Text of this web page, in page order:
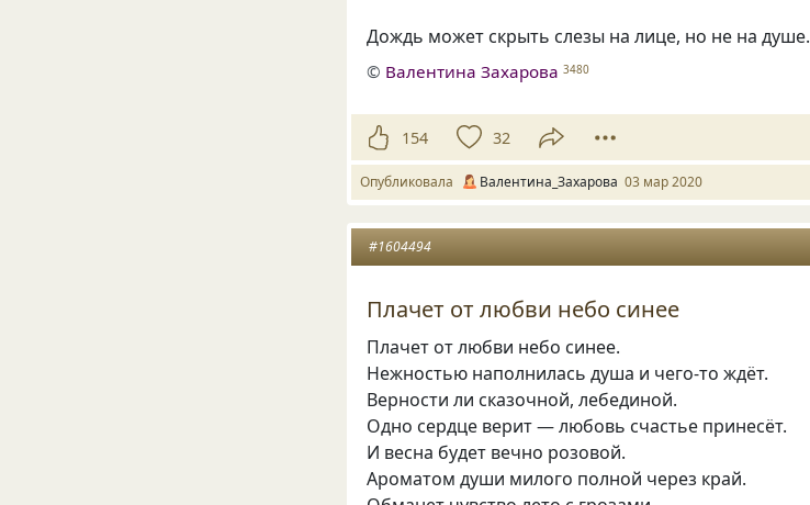
Дождь может скрыть слезы на лице, но не на душе.
© Валентина Захарова 3480
154 32
Опубликовала Валентина_Захарова 03 мар 2020
#1604494
Плачет от любви небо синее
Плачет от любви небо синее.
Нежностью наполнилась душа и чего-то ждёт.
Верности ли сказочной, лебединой.
Одно сердце верит — любовь счастье принесёт.
И весна будет вечно розовой.
Ароматом души милого полной через край.